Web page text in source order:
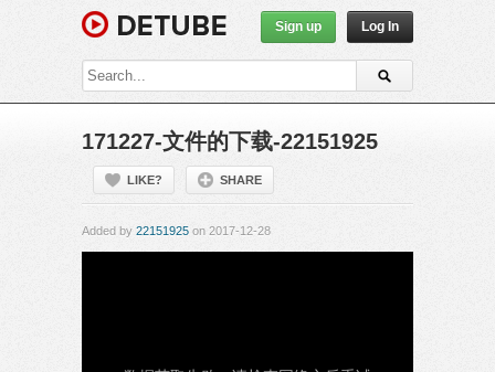
Sign up Log In
171227-文件的下载-22151925
LIKE? SHARE
Added by 22151925 on 2017-12-28